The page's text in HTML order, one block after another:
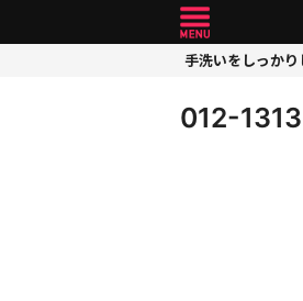
手洗いをしっか
012-